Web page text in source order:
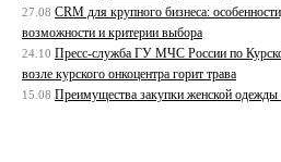
27.08 CRM для крупного бизнеса:
возможности и критерии выбора
24.10 Пресс-служба ГУ МЧС России по
возле курского онкоцентра горит трава
15.08 Преимущества закупки женской